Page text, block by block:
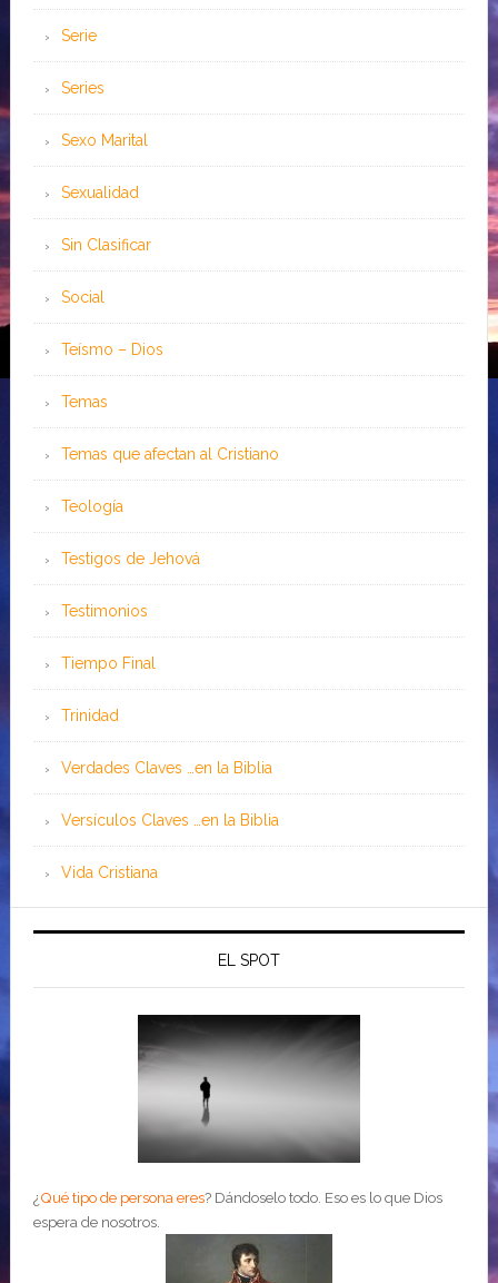
Serie
Series
Sexo Marital
Sexualidad
Sin Clasificar
Social
Teísmo – Dios
Temas
Temas que afectan al Cristiano
Teología
Testigos de Jehová
Testimonios
Tiempo Final
Trinidad
Verdades Claves …en la Biblia
Versículos Claves …en la Biblia
Vida Cristiana
EL SPOT
¿Qué tipo de persona eres? Dándoselo todo. Eso es lo que Dios
espera de nosotros.